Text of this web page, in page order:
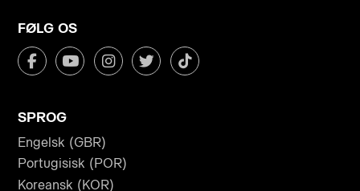
FØLG OS
SPROG
Engelsk (GBR)
Portugisisk (POR)
Koreansk (KOR)